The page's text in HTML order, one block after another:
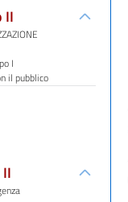
II
I
il pubblico